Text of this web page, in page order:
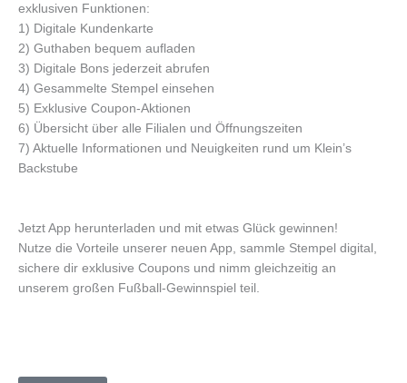
exklusiven Funktionen:
1) Digitale Kundenkarte
2) Guthaben bequem aufladen
3) Digitale Bons jederzeit abrufen
4) Gesammelte Stempel einsehen
5) Exklusive Coupon-Aktionen
6) Übersicht über alle Filialen und Öffnungszeiten
7) Aktuelle Informationen und Neuigkeiten rund um Klein’s
Backstube
Jetzt App herunterladen und mit etwas Glück gewinnen!
Nutze die Vorteile unserer neuen App, sammle Stempel digital,
sichere dir exklusive Coupons und nimm gleichzeitig an
unserem großen Fußball-Gewinnspiel teil.